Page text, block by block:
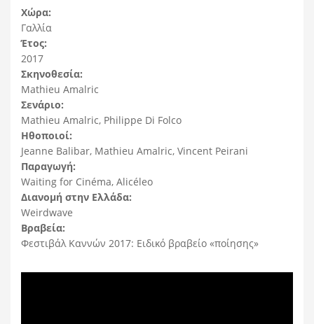
Χώρα:
Γαλλία
Έτος:
2017
Σκηνοθεσία:
Mathieu Amalric
Σενάριο:
Mathieu Amalric, Philippe Di Folco
Ηθοποιοί:
Jeanne Balibar, Mathieu Amalric, Vincent Peirani
Παραγωγή:
Waiting for Cinéma, Alicéleo
Διανομή στην Ελλάδα:
Weirdwave
Βραβεία:
Φεστιβάλ Καννών 2017: Eιδικό βραβείο «ποίησης»